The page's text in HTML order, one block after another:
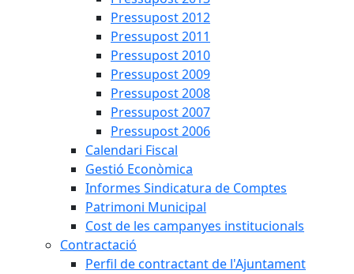
Pressupost 2012
Pressupost 2011
Pressupost 2010
Pressupost 2009
Pressupost 2008
Pressupost 2007
Pressupost 2006
Calendari Fiscal
Gestió Econòmica
Informes Sindicatura de Comptes
Patrimoni Municipal
Cost de les campanyes institucionals
Contractació
Perfil de contractant de l'Ajuntament